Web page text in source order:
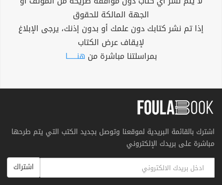
الجهة المالكة للحقوق
إذا تم نشر كتابك دون علمك أو بدون إذنك، يرجى الإبلاغ
لإيقاف عرض الكتاب
بمراسلتنا مباشرة من هنــــــا
اشترك بالقائمة البريدية لموقعنا وتوصل بجديد الكتب التي يتم طرحها
مباشرة على بريدك الإلكتروني
اشتراك